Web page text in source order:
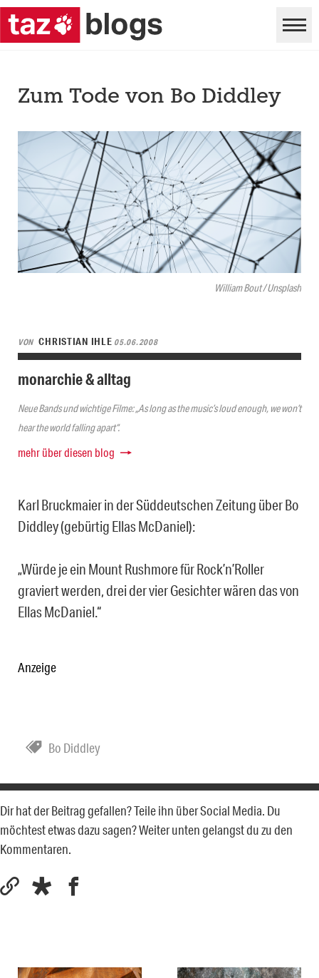
William Bout / Unsplash
Zum Tode von Bo Diddley
VON CHRISTIAN IHLE 05.06.2008
monarchie & alltag
Neue Bands und wichtige Filme: „As long as the music’s loud enough, we won’t
hear the world falling apart“.
mehr über diesen blog
Karl Bruckmaier in der Süddeutschen Zeitung über Bo
Diddley (gebürtig Ellas McDaniel):
„Würde je ein Mount Rushmore für Rock’n’Roller
graviert werden, drei der vier Gesichter wären das von
Ellas McDaniel.“
Anzeige
Bo Diddley
Dir hat der Beitrag gefallen? Teile ihn über Social Media. Du
möchtest etwas dazu sagen? Weiter unten gelangst du zu den
Kommentaren.